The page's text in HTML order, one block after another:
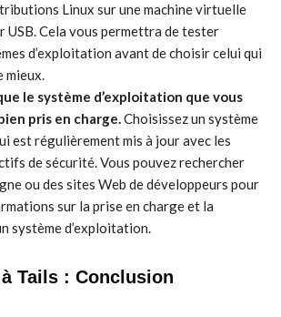
Linux sur une machine virtuelle
USB. Cela vous permettra de tester
d’exploitation avant de choisir celui qui
mieux.
le système d’exploitation que vous
pris en charge.Choisissez un système
est régulièrement mis à jour avec les
de sécurité. Vous pouvez rechercher
ou des sites Web de développeurs pour
sur la prise en charge et la
système d’exploitation.
Tails : Conclusion